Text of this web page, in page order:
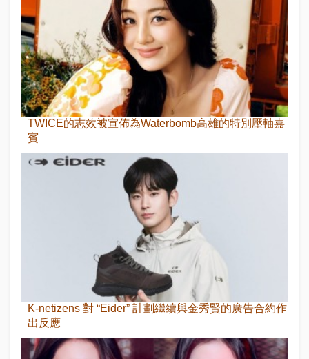
TWICE的志效被宣佈為Waterbomb高雄的特別壓軸嘉
賓
K-netizens 對 “Eider” 計劃繼續與金秀賢的廣告合約作
出反應